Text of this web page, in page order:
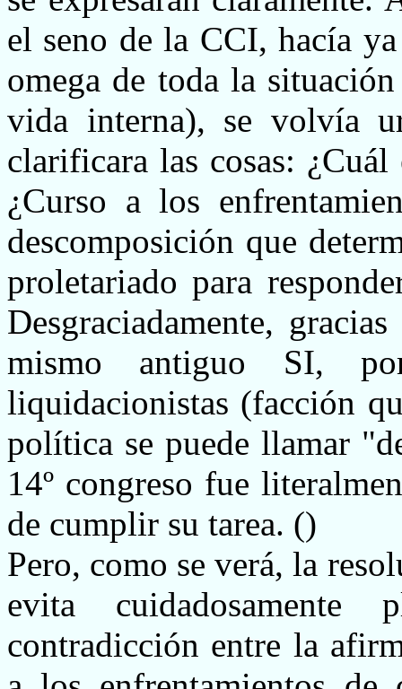
el seno de la CCI, hacía
omega de toda la
vida interna), se volvía
clarificara las cosas:
¿Curso a los
descomposición que
proletariado para
Desgraciadamente,
mismo antiguo SI,
liquidacionistas (facción
política se puede llamar
14º congreso fue
de cumplir su tarea. ()
Pero, como se verá, la
evita
contradicción entre la